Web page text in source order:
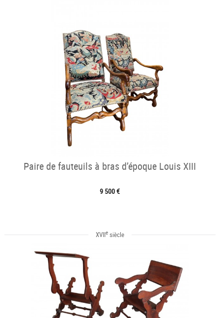
Paire de fauteuils à bras d’époque Louis XIII
9 500 €
XVIIesiècle